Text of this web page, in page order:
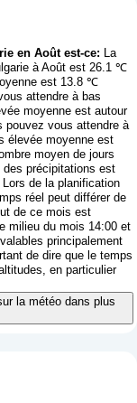
en Août est-ce: La
à Août est 26.1 ℃
est 13.8 ℃
attendre à bas
moyenne est autour
vous attendre à
élevée moyenne est
moyen de jours
précipitations est
Lors de la planification
réel peut différer de
de ce mois est
milieu du mois 14:00 et
principalement
de dire que le temps
en particulier
la météo dans plus